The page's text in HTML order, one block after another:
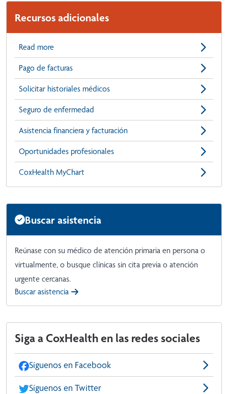
Recursos adicionales
Read more
Pago de facturas
Solicitar historiales médicos
Seguro de enfermedad
Asistencia financiera y facturación
Oportunidades profesionales
CoxHealth MyChart
Buscar asistencia
Reúnase con su médico de atención primaria en persona o
virtualmente, o busque clínicas sin cita previa o atención
urgente cercanas.
Buscar asistencia
Siga a CoxHealth en las redes sociales
Síguenos en Facebook
Síguenos en Twitter